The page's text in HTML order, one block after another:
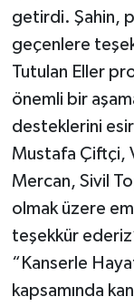
getirdi. Şahin,
geçenlere
Tutulan Eller
önemli bir
desteklerini
Mustafa Çiftçi,
Mercan, Sivil
olmak üzere
teşekkür
“Kanserle
kapsamında